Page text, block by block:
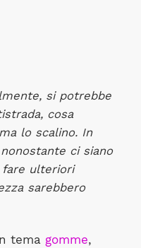
si potrebbe
cosa
lo scalino. In
ci siano
ulteriori
sarebbero
tema gomme,